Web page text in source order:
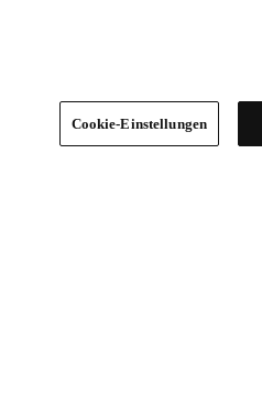
Cookie-Einstellungen